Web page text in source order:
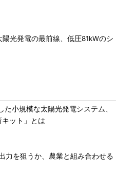
光発電の最前線、低圧81kWのシ
た小規模な太陽光発電システム、
ット」とは
力を狙うか、農業と組み合わせる